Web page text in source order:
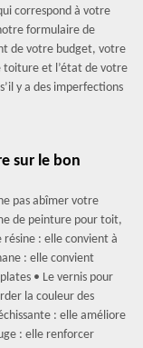
correspond à votre
formulaire de
de votre budget, votre
et l’état de votre
y a des imperfections
sur le bon
pas abîmer votre
de peinture pour toit,
résine : elle convient à
: elle convient
• Le vernis pour
la couleur des
: elle améliore
: elle renforcer